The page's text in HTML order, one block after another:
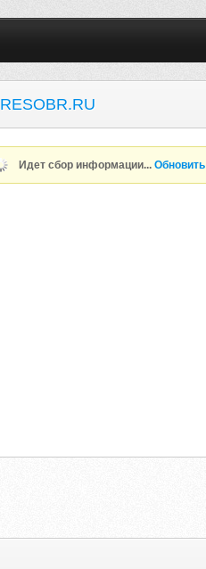
RESOBR.RU
Идет сбор информации...Обновить